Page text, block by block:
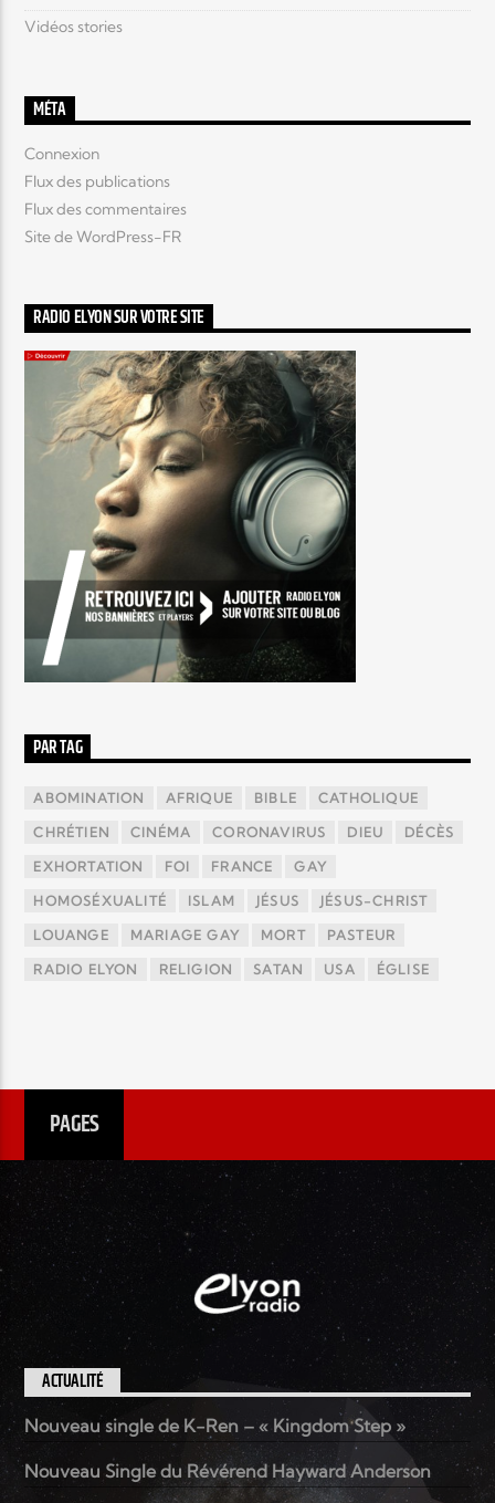
Vidéos stories
MÉTA
Connexion
Flux des publications
Flux des commentaires
Site de WordPress-FR
RADIO ELYON SUR VOTRE SITE
PAR TAG
ABOMINATION AFRIQUE BIBLE CATHOLIQUE
CHRÉTIEN CINÉMA CORONAVIRUS DIEU DÉCÈS
EXHORTATION FOI FRANCE GAY
HOMOSÉXUALITÉ ISLAM JÉSUS JÉSUS-CHRIST
LOUANGE MARIAGE GAY MORT PASTEUR
RADIO ELYON RELIGION SATAN USA ÉGLISE
PAGES
ACTUALITÉ
Nouveau single de K-Ren – « Kingdom Step »
Nouveau Single du Révérend Hayward Anderson